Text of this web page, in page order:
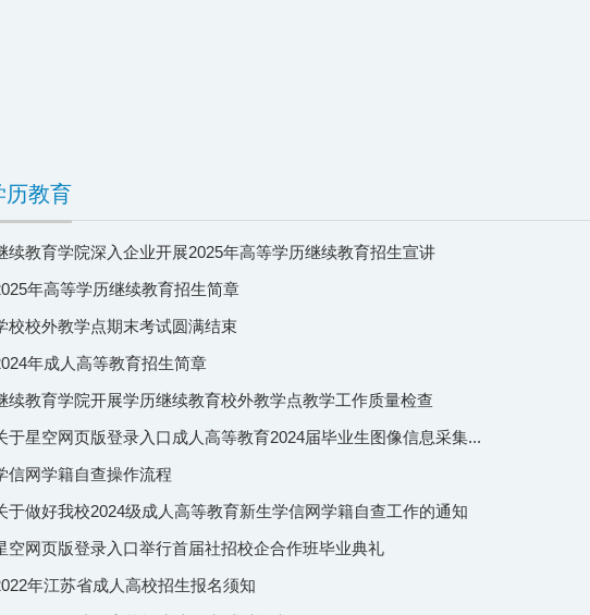
历教育
续教育学院深入企业开展2025年高等学历继续教育招生宣讲
年高等学历继续教育招生简章
校校外教学点期末考试圆满结束
年成人高等教育招生简章
续教育学院开展学历继续教育校外教学点教学工作质量检查
于星空网页版登录入口成人高等教育2024届毕业生图像信息采集...
信网学籍自查操作流程
于做好我校2024级成人高等教育新生学信网学籍自查工作的通知
空网页版登录入口举行首届社招校企合作班毕业典礼
年江苏省成人高校招生报名须知